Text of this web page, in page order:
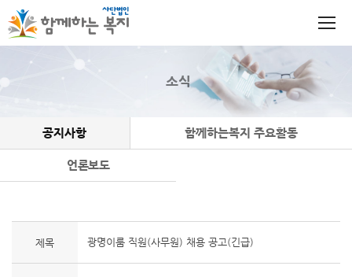
소식
공지사항 함께하는복지 주요활동
언론보도
제목 광명이룸 직원(사무원) 채용 공고(긴급)